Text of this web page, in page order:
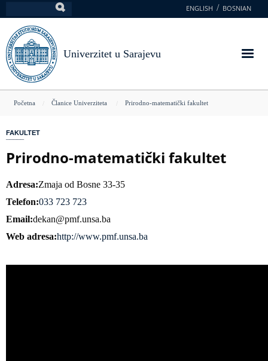
na
glavni
sadržaj
ENGLISH BOSNIAN
Univerzitet u Sarajevu
You
here
Početna Članice Univerziteta Prirodno-matematički fakultet
FAKULTET
Prirodno-matematički fakultet
Adresa Zmaja od Bosne 33-35
Telefon 033 723 723
Email dekan@pmf.unsa.ba
Web adresa http://www.pmf.unsa.ba